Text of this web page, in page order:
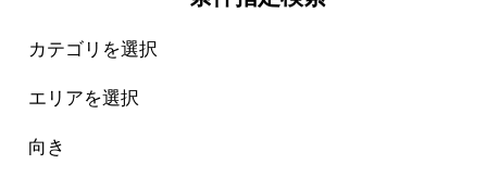
カテゴリを選択
エリアを選択
向き